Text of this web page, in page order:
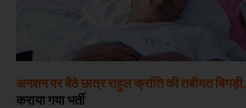
अनशन पर बैठे छात्र राहुल क्रांति की तबीयत बिगड़ी,
कराया गया भर्ती